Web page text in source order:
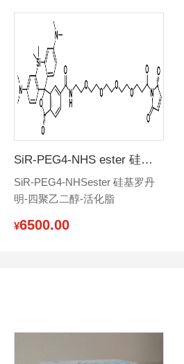
SiR-PEG4-NHS ester 硅基罗丹明-四聚乙二醇-活化脂
SiR-PEG4-NHSester 硅基罗丹
明-四聚乙二醇-活化脂
¥6500.00